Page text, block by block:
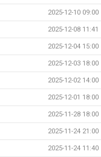
2025-12-10 09:00
2025-12-08 11:41
2025-12-04 15:00
2025-12-03 18:00
2025-12-02 14:00
2025-12-01 18:00
2025-11-28 18:00
2025-11-24 21:00
2025-11-24 11:40